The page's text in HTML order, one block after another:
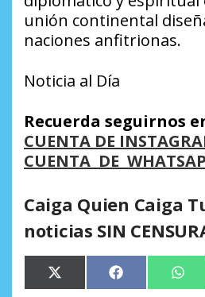
unión continental
naciones anfitrionas.
Noticia al Día
Recuerda seguirnos
CUENTA DE
CUENTA DE
Caiga Quien Caiga
noticias SIN
Compartir
en
X
(Twitter)
Compartir
en
Facebook
en